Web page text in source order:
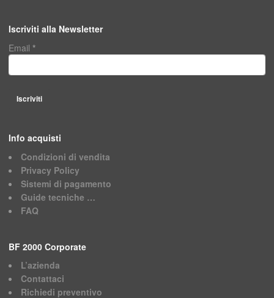
Iscriviti alla Newsletter
Email *
Info acquisti
Condizioni di vendita
Privacy Policy
Sistemi di pagamento
Guide tecniche …
FAQ
BF 2000 Corporate
L’azienda
Contattaci
Richiedi preventivo